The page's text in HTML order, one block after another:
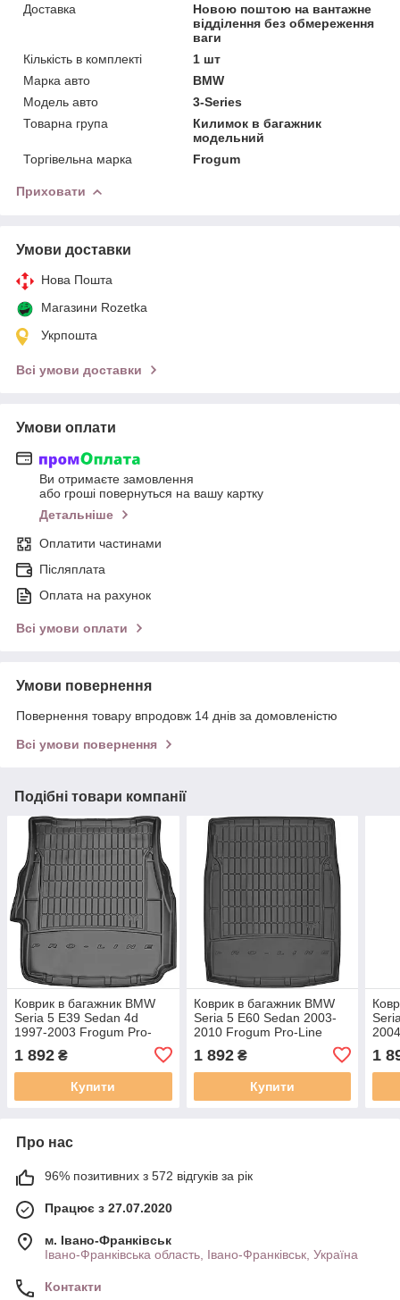
Доставка
Новою поштою на вантажне
відділення без обмереження
ваги
Кількість в комплекті
1 шт
Марка авто
BMW
Модель авто
3-Series
Товарна група
Килимок в багажник
модельний
Торгівельна марка
Frogum
Приховати
Умови доставки
Нова Пошта
Магазини Rozetka
Укрпошта
Всі умови доставки
Умови оплати
Ви отримаєте замовлення
або гроші повернуться на вашу картку
Детальніше
Оплатити частинами
Післяплата
Оплата на рахунок
Всі умови оплати
Умови повернення
Повернення товару впродовж 14 днів за домовленістю
Всі умови повернення
Подібні товари компанії
Коврик в багажник BMW
Seria 5 E39 Sedan 4d
1997-2003 Frogum Pro-
1 892 ₴
Купити
Коврик в багажник BMW
Seria 5 E60 Sedan 2003-
2010 Frogum Pro-Line
1 892₴
Купити
1
Про нас
96% позитивних з 572 відгуків за рік
Працює з 27.07.2020
м. Івано-Франківськ
Івано-Франківська область, Івано-Франківськ, Україна
Контакти